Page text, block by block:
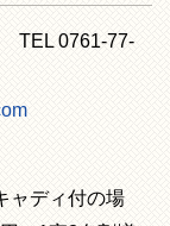
TEL 0761-77-
ャディ付の場